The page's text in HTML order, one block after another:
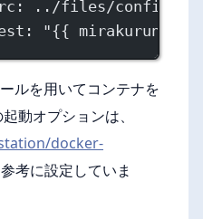
:
../files/config
: "{{
ルを用いてコンテナを
動オプションは、
docker-
考に設定していま